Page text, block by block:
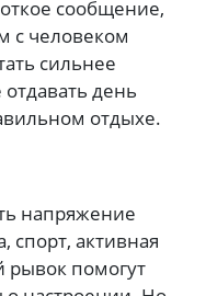
сообщение,
с человеком
сильнее
день
отдыхе.
напряжение
спорт, активная
рывок помогут